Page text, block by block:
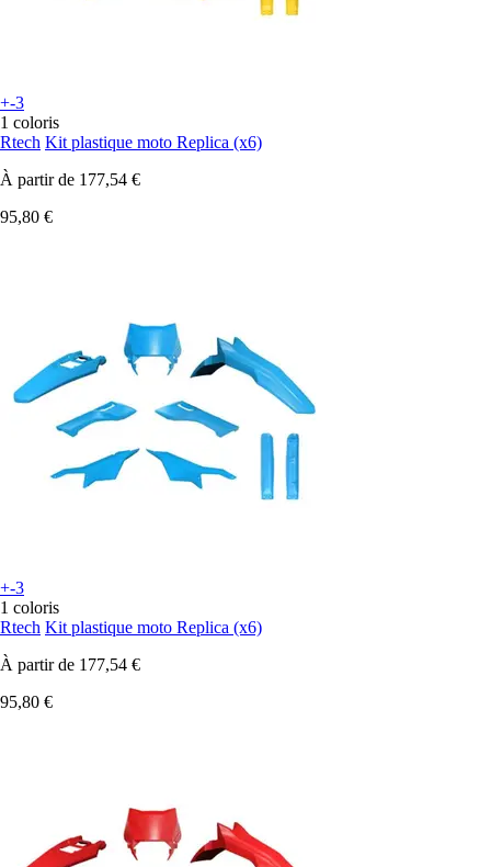
+-3
1 coloris
Rtech Kit plastique moto Replica (x6)
À partir de 177,54 €
95,80 €
+-3
1 coloris
Rtech Kit plastique moto Replica (x6)
À partir de 177,54 €
95,80 €